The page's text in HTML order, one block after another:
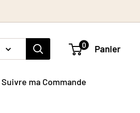
0 Panier
Suivre ma Commande